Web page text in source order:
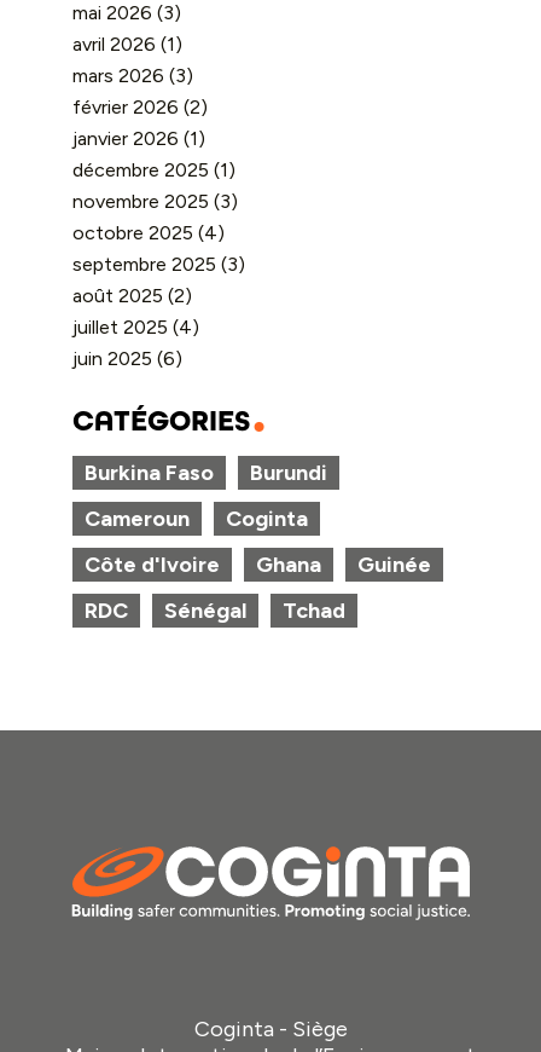
mai 2026 (3)
avril 2026 (1)
mars 2026 (3)
février 2026 (2)
janvier 2026 (1)
décembre 2025 (1)
novembre 2025 (3)
octobre 2025 (4)
septembre 2025 (3)
août 2025 (2)
juillet 2025 (4)
juin 2025 (6)
CATÉGORIES
Burkina Faso
Burundi
Cameroun
Coginta
Côte d'Ivoire
Ghana
Guinée
RDC
Sénégal Tchad
Coginta - Siège